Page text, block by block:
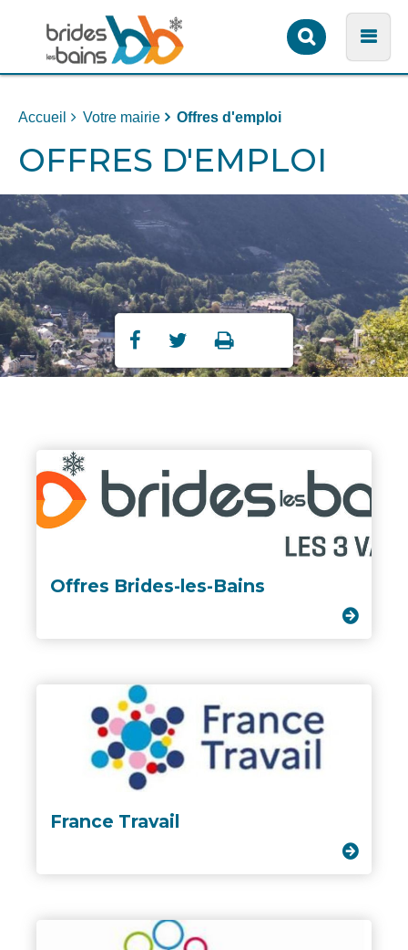
Formulaire
de
Accueil Votre mairie Offres d'emploi
OFFRES D'EMPLOI

Partager
sur

Partager
sur
Imprimer
Offres Brides-les-Bains
France Travail